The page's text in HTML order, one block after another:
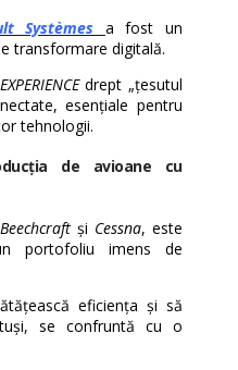
Systèmes a fost un
transformare digitală.
drept „țesutul
esențiale pentru
tehnologii.
de avioane cu
Beechcraftși Cessna, este
portofoliu imens de
eficiența și să
se confruntă cu o